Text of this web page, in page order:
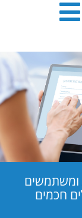
ומשתמשים
חכמים